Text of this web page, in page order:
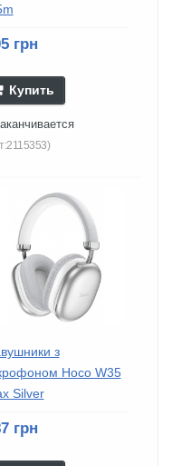
грн
Купить
з
Hoco W35
Silver
грн